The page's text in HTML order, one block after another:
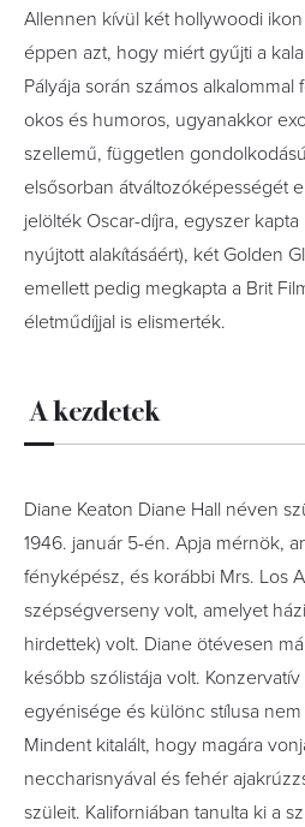
Allennen kívül két hollywoodi
éppen azt, hogy miért gyűjti a
Pályája során számos
okos és humoros, ugyanakkor
szellemű, független
elsősorban átváltozóképességét
jelölték Oscar-díjra, egyszer
nyújtott alakításáért), két Golden
emellett pedig megkapta a Brit
életműdíjjal is elismerték.
A kezdetek
Diane Keaton Diane Hall néven
1946. január 5-én. Apja mérnök,
fényképész, és korábbi Mrs. Los
szépségverseny volt, amelyet
hirdettek) volt. Diane ötévesen
később szólistája volt.
egyénisége és különc stílusa
Mindent kitalált, hogy magára
neccharisnyával és fehér
szüleit. Kaliforniában tanulta ki a